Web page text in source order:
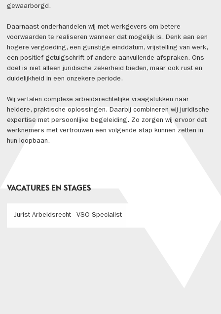
gewaarborgd.
Daarnaast onderhandelen wij met werkgevers om betere
voorwaarden te realiseren wanneer dat mogelijk is. Denk aan een
hogere vergoeding, een gunstige einddatum, vrijstelling van werk,
een positief getuigschrift of andere aanvullende afspraken. Ons
doel is niet alleen juridische zekerheid bieden, maar ook rust en
duidelijkheid in een onzekere periode.
Wij vertalen complexe arbeidsrechtelijke vraagstukken naar
heldere, praktische oplossingen. Daarbij combineren wij juridische
expertise met persoonlijke begeleiding. Zo zorgen wij ervoor dat
werknemers met vertrouwen een volgende stap kunnen zetten in
hun loopbaan.
VACATURES EN STAGES
Jurist Arbeidsrecht - VSO Specialist